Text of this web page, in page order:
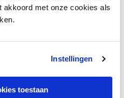
akkoord met onze cookies als
Instellingen
toestaan